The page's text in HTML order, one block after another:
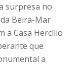
surpresa no
Beira-Mar
a Casa Hercílio
que
a